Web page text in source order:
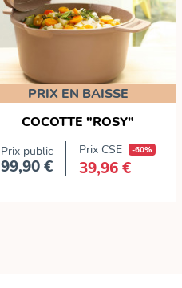
PRIX EN BAISSE
COCOTTE "ROSY"
Prix public
Prix
99,90 €
Prix CSE -60%
39,96 €